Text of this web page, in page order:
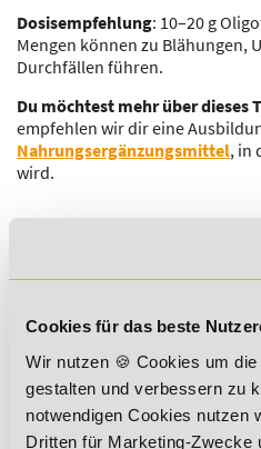
Cookies für das beste
Wir nutzen 🍪 Cookies um
gestalten und verbessern zu
notwendigen Cookies nutzen
Dritten für Marketing-Zwecke
Dosisempfehlung: 10–20 g
Mengen können zu Blähungen,
Durchfällen führen.
Du möchtest mehr über dieses
empfehlen wir dir eine
Nahrungsergänzungsmittel, in
wird.
Sichere dir jetzt 5%
Weiterbildungen!